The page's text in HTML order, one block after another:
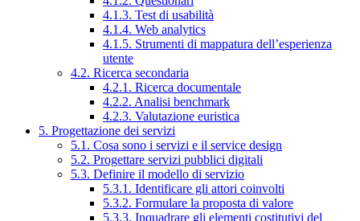
4.1.3. Test di usabilità
4.1.4. Web analytics
4.1.5. Strumenti di mappatura dell’esperienza
utente
4.2. Ricerca secondaria
4.2.1. Ricerca documentale
4.2.2. Analisi benchmark
4.2.3. Valutazione euristica
5. Progettazione dei servizi
5.1. Cosa sono i servizi e il service design
5.2. Progettare servizi pubblici digitali
5.3. Definire il modello di servizio
5.3.1. Identificare gli attori coinvolti
5.3.2. Formulare la proposta di valore
5.3.3. Inquadrare gli elementi costitutivi del